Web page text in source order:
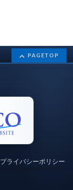
PAGETOP
プライバシーポリシー